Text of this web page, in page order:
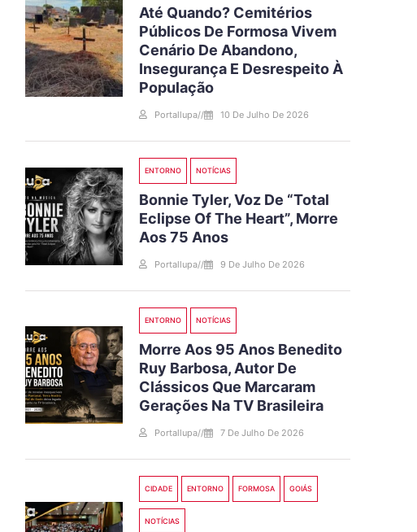
Até Quando? Cemitérios
Públicos De Formosa Vivem
Cenário De Abandono,
Insegurança E Desrespeito À
População
Portallupa// 10 De Julho De 2026
ENTORNO NOTÍCIAS
Bonnie Tyler, Voz De “Total
Eclipse Of The Heart”, Morre
Aos 75 Anos
Portallupa// 9 De Julho De 2026
ENTORNO NOTÍCIAS
Morre Aos 95 Anos Benedito
Ruy Barbosa, Autor De
Clássicos Que Marcaram
Gerações Na TV Brasileira
Portallupa// 7 De Julho De 2026
CIDADE ENTORNO FORMOSA GOIÁS
NOTÍCIAS